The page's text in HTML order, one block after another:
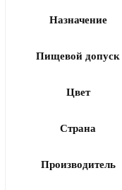
Назначение
Пищевой допуск
Цвет
Страна
Производитель